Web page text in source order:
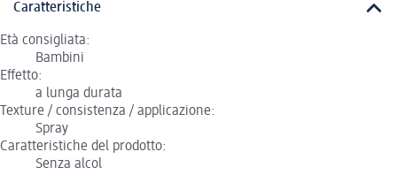
Caratteristiche
Età consigliata:
Bambini
Effetto:
a lunga durata
Texture / consistenza / applicazione:
Spray
Caratteristiche del prodotto:
Senza alcol